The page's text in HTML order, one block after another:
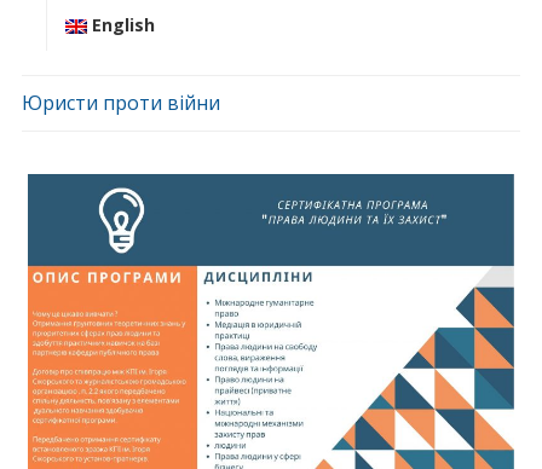
English
Юристи проти війни